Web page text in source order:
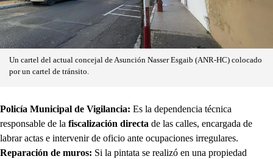
Un cartel del actual concejal de Asunción Nasser Esgaib (ANR-HC) colocado
por un cartel de tránsito.
Policía Municipal de Vigilancia: Es la dependencia técnica
responsable de la fiscalización directa de las calles, encargada de
labrar actas e intervenir de oficio ante ocupaciones irregulares.
Reparación de muros: Si la pintata se realizó en una propiedad